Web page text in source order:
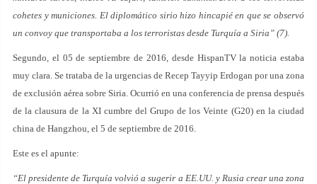
cohetes y municiones. El diplomático sirio hizo hincapié en que se observó
un convoy que transportaba a los terroristas desde Turquía a Siria” (7).
Segundo, el 05 de septiembre de 2016, desde HispanTV la noticia estaba
muy clara. Se trataba de la urgencias de Recep Tayyip Erdogan por una zona
de exclusión aérea sobre Siria. Ocurrió en una conferencia de prensa después
de la clausura de la XI cumbre del Grupo de los Veinte (G20) en la ciudad
china de Hangzhou, el 5 de septiembre de 2016.
Este es el apunte:
“El presidente de Turquía volvió a sugerir a EE.UU. y Rusia crear una zona